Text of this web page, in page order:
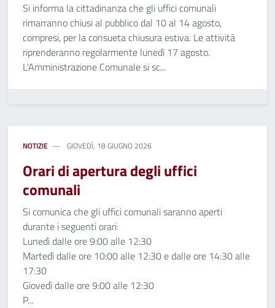
Si informa la cittadinanza che gli uffici comunali
rimarranno chiusi al pubblico dal 10 al 14 agosto,
compresi, per la consueta chiusura estiva. Le attività
riprenderanno regolarmente lunedì 17 agosto.
L'Amministrazione Comunale si sc...
NOTIZIE GIOVEDÌ, 18 GIUGNO 2026
Orari di apertura degli uffici
comunali
Si comunica che gli uffici comunali saranno aperti
durante i seguenti orari:
Lunedì dalle ore 9:00 alle 12:30
Martedì dalle ore 10:00 alle 12:30 e dalle ore 14:30 alle
17:30
Giovedì dalle ore 9:00 alle 12:30
P...